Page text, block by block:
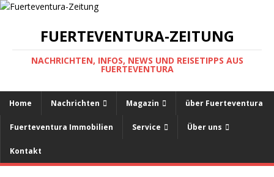
FUERTEVENTURA-ZEITUNG
NACHRICHTEN, INFOS, NEWS UND REISETIPPS AUS
FUERTEVENTURA
Home Nachrichten Magazin über Fuerteventura
Fuerteventura Immobilien Service Über uns
Kontakt